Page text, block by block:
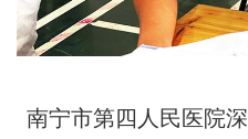
南宁市第四人民医院